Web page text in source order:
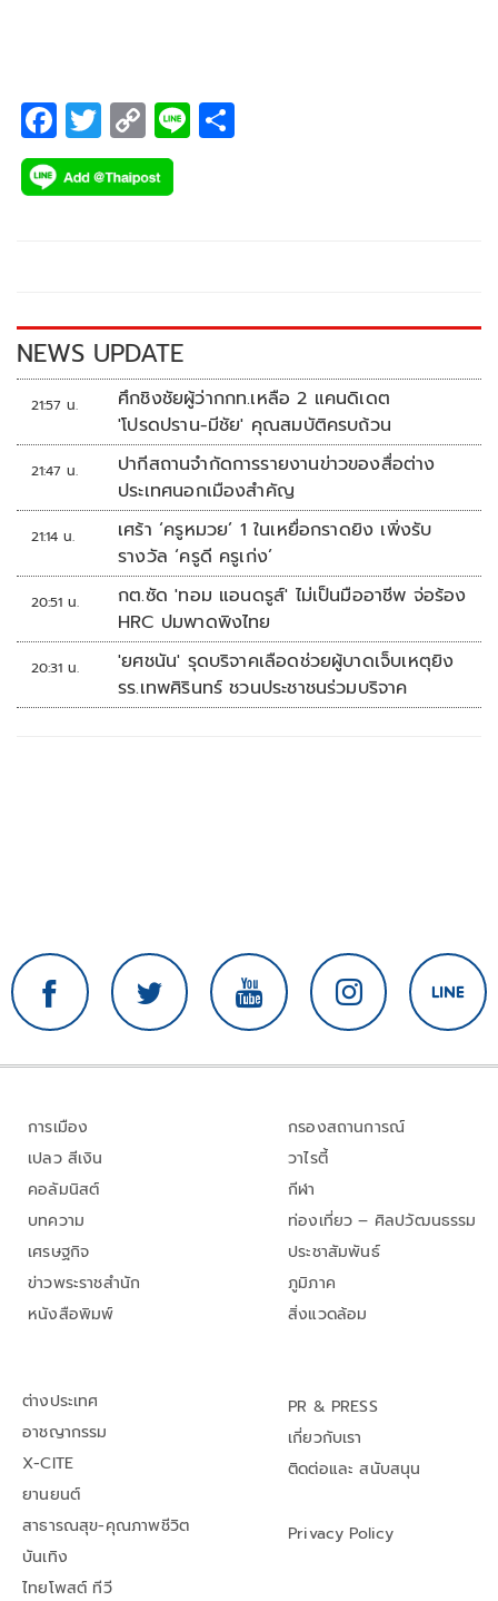
F
ac
e
k
T
wi
tt
C
o
p
k
Li
NEWS UPDATE
21:57 น.
ศึกชิงชัยผู้ว่ากกท.เหลือ 2 แคนดิเดต
'โปรดปราน-มีชัย' คุณสมบัติครบถ้วน
21:47 น.
ปากีสถานจำกัดการรายงานข่าวของสื่อต่าง
ประเทศนอกเมืองสำคัญ
21:14 น.
เศร้า ‘ครูหมวย’ 1 ในเหยื่อกราดยิง เพิ่งรับ
รางวัล ‘ครูดี ครูเก่ง’
20:51 น.
กต.ซัด 'ทอม แอนดรูส์' ไม่เป็นมืออาชีพ จ่อร้อง
HRC ปมพาดพิงไทย
20:31 น.
'ยศชนัน' รุดบริจาคเลือดช่วยผู้บาดเจ็บเหตุยิง
รร.เทพศิรินทร์ ชวนประชาชนร่วมบริจาค
การเมือง
เปลว สีเงิน
คอลัมนิสต์
บทความ
เศรษฐกิจ
ข่าวพระราชสำนัก
หนังสือพิมพ์
กรองสถานการณ์
วาไรตี้
กีฬา
ท่องเที่ยว – ศิลปวัฒนธรรม
ประชาสัมพันธ์
ภูมิภาค
สิ่งแวดล้อม
ต่างประเทศ
อาชญากรรม
X-CITE
ยานยนต์
สาธารณสุข-คุณภาพชีวิต
บันเทิง
ไทยโพสต์ ทีวี
PR & PRESS
เกี่ยวกับเรา
ติดต่อและ สนับสนุน
Privacy Policy